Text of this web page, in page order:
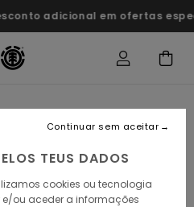
adicional em ofertas especiais
TEUS DADOS
cookies ou tecnologia
ou aceder a informações
Continuar sem aceitar